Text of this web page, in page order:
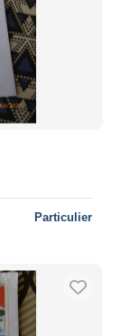
Particulier